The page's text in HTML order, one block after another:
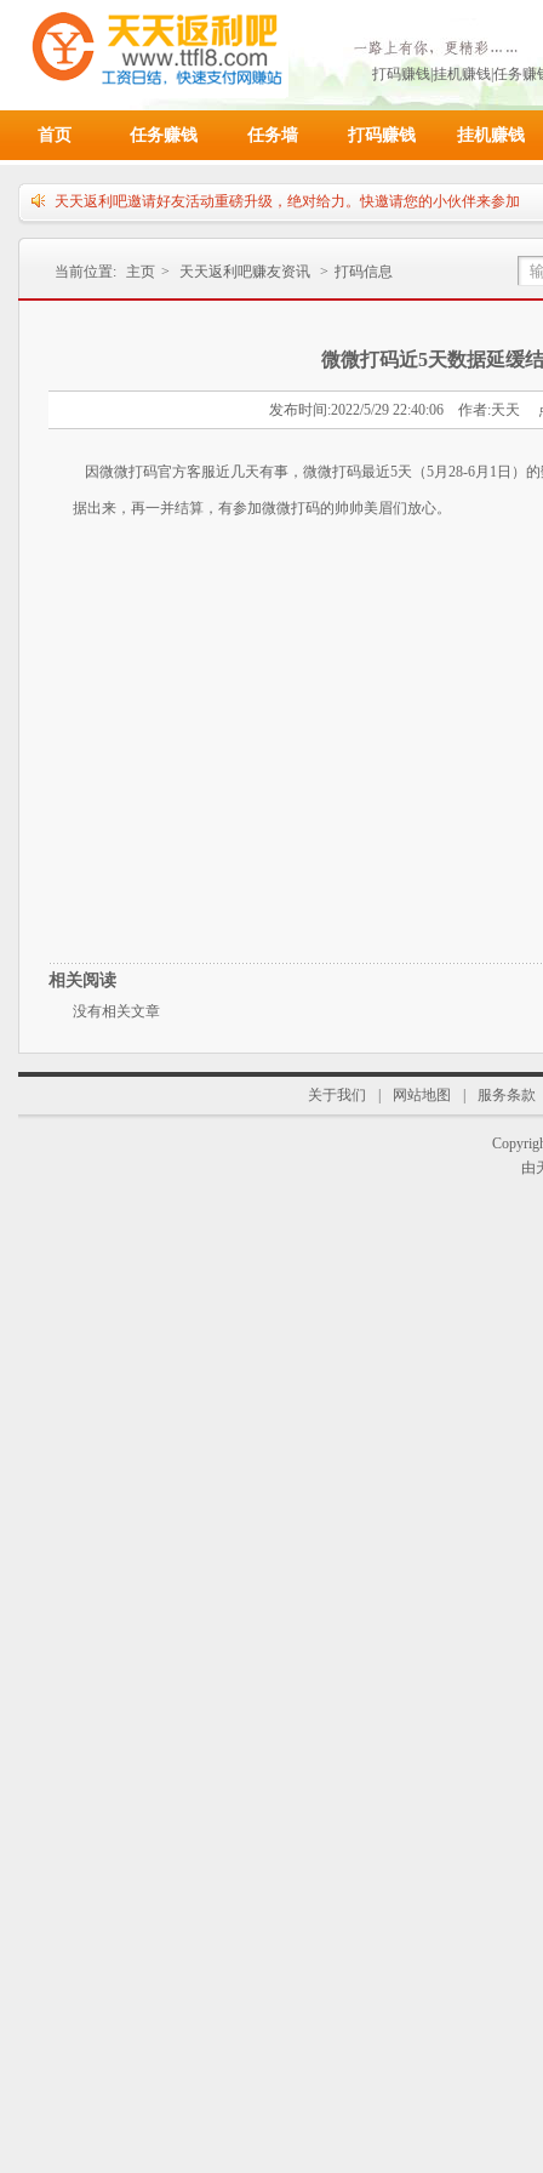
打码赚钱|挂机赚钱|任务
首页 任务赚钱 任务墙 打码赚钱 挂机赚钱
天天返利吧邀请好友活动重磅升级，绝对给力。快邀请您的小伙伴来参加
请各位天天返利吧赚友积极推广，获取丰厚的额外奖励
本站兑换比例：10000金币=1人民币，满10000金币即可申请提现！
当前位置:
主页 > 天天返利吧赚友资讯 > 打码信息
微微打码近5天数据延缓
发布时间:2022/5/29 22:40:06 作者:天天
因微微打码官方客服近几天有事，微微打码最近5天（5月28-6月1日）
据出来，再一并结算，有参加微微打码的帅帅美眉们放心。
相关阅读
没有相关文章
关于我们 网站地图 服务条款
由